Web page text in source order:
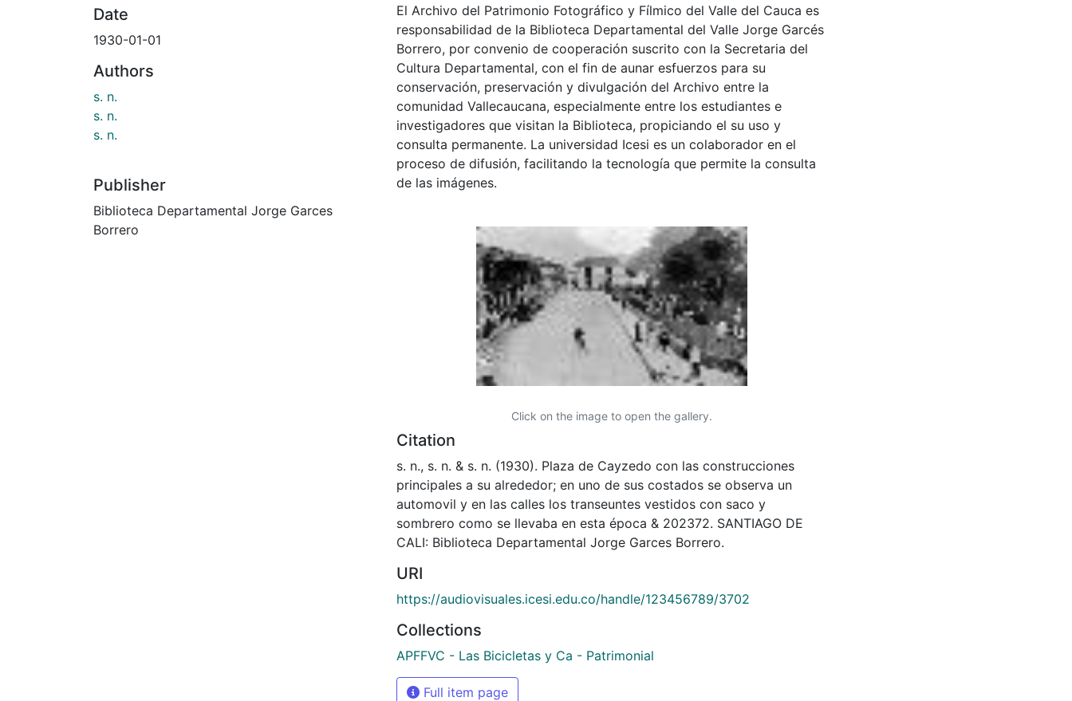
Date
1930-01-01
Authors
s. n.
s. n.
s. n.
Publisher
Biblioteca Departamental Jorge Garces
Borrero
El Archivo del Patrimonio Fotográfico y Fílmico del Valle del Cauca es
responsabilidad de la Biblioteca Departamental del Valle Jorge Garcés
Borrero, por convenio de cooperación suscrito con la Secretaria del
Cultura Departamental, con el fin de aunar esfuerzos para su
conservación, preservación y divulgación del Archivo entre la
comunidad Vallecaucana, especialmente entre los estudiantes e
investigadores que visitan la Biblioteca, propiciando el su uso y
consulta permanente. La universidad Icesi es un colaborador en el
proceso de difusión, facilitando la tecnología que permite la consulta
de las imágenes.
Click on the image to open the gallery.
Citation
s. n., s. n. & s. n. (1930). Plaza de Cayzedo con las construcciones
principales a su alrededor; en uno de sus costados se observa un
automovil y en las calles los transeuntes vestidos con saco y
sombrero como se llevaba en esta época & 202372. SANTIAGO DE
CALI: Biblioteca Departamental Jorge Garces Borrero.
URI
https://audiovisuales.icesi.edu.co/handle/123456789/3702
Collections
APFFVC - Las Bicicletas y Ca - Patrimonial
Full item page